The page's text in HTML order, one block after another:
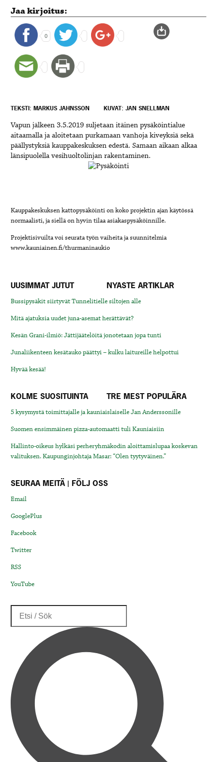
Jaa kirjoitus:
0
TEKSTI: MARKUS JAHNSSON KUVAT: JAN SNELLMAN
Vapun jälkeen 3.5.2019 suljetaan itäinen pysäköintialue
aitaamalla ja aloitetaan purkamaan vanhoja kiveyksiä sekä
päällystyksiä kauppakeskuksen edestä. Samaan aikaan alkaa
länsipuolella vesihuoltolinjan rakentaminen.
Kauppakeskuksen kattopysäköinti on koko projektin ajan käytössä
normaalisti, ja siellä on hyvin tilaa asiakaspysäköinnille.
Projektisivuilta voi seurata työn vaiheita ja suunnitelmia
www.kauniainen.fi/thurmaninaukio
UUSIMMAT JUTUT NYASTE ARTIKLAR
Bussipysäkit siirtyvät Tunnelitielle siltojen alle
Mitä ajatuksia uudet juna-asemat herättävät?
Kesän Grani-ilmiö: Jättijäätelöitä jonotetaan jopa tunti
Junaliikenteen kesätauko päättyi – kulku laitureille helpottui
Hyvää kesää!
KOLME SUOSITUINTA TRE MEST POPULÄRA
5 kysymystä toimittajalle ja kauniaislaiselle Jan Anderssonille
Suomen ensimmäinen pizza-automaatti tuli Kauniaisiin
Hallinto-oikeus hylkäsi perheryhmäkodin aloittamislupaa koskevan
valituksen. Kaupunginjohtaja Masar: “Olen tyytyväinen.”
SEURAA MEITÄ | FÖLJ OSS
Email
GooglePlus
Facebook
Twitter
RSS
YouTube